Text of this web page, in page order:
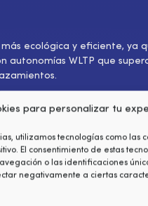
para personalizar tu
utilizamos tecnologías como las
El consentimiento de estas
o las identificaciones
negativamente a ciertas
más ecológica y eficiente, ya
autonomías WLTP que
baterías de iones de
rápida. Existen diferentes
NCA (níquel-cobalto-
de rendimiento, coste y